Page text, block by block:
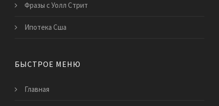
Фразы с Уолл Стрит
Ипотека Сша
БЫСТРОЕ МЕНЮ
Главная